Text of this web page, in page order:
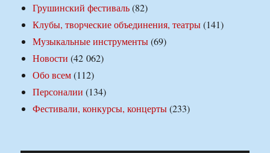
Грушинский фестиваль(82)
Клубы, творческие объединения, театры(141)
Музыкальные инструменты(69)
Новости (42 062)
Обо всем(112)
Персоналии (134)
Фестивали, конкурсы, концерты(233)